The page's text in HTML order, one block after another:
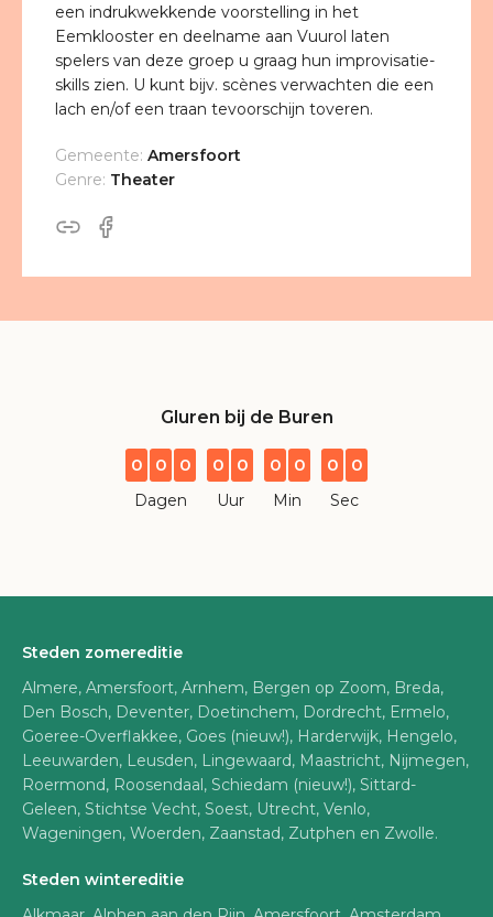
een indrukwekkende voorstelling in het
Eemklooster en deelname aan Vuurol laten
spelers van deze groep u graag hun improvisatie-
skills zien. U kunt bijv. scènes verwachten die een
lach en/of een traan tevoorschijn toveren.
Gemeente: Amersfoort
Genre: Theater
Gluren bij de Buren
0 0 0
Dagen
0 0
Uur
0 0
Min
0 0
Sec
Steden zomereditie
Almere, Amersfoort, Arnhem, Bergen op Zoom, Breda,
Den Bosch, Deventer, Doetinchem, Dordrecht, Ermelo,
Goeree-Overflakkee, Goes (nieuw!), Harderwijk, Hengelo,
Leeuwarden, Leusden, Lingewaard, Maastricht, Nijmegen,
Roermond, Roosendaal, Schiedam (nieuw!), Sittard-
Geleen, Stichtse Vecht, Soest, Utrecht, Venlo,
Wageningen, Woerden, Zaanstad, Zutphen en Zwolle.
Steden wintereditie